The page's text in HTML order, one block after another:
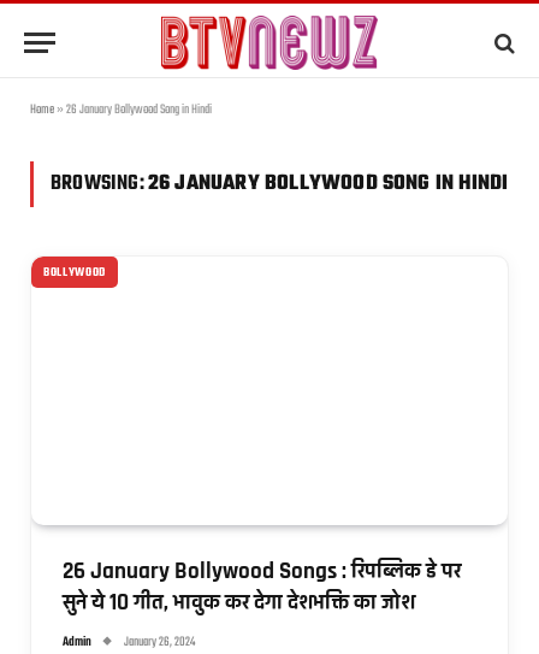
Home»26 January Bollywood Song in Hindi
BROWSING:26 JANUARY BOLLYWOOD SONG IN HINDI
BOLLYWOOD
26 January Bollywood Songs : रिपब्लिक डे पर
सुने ये 10 गीत, भावुक कर देगा देशभक्ति का जोश
Admin January 26, 2024